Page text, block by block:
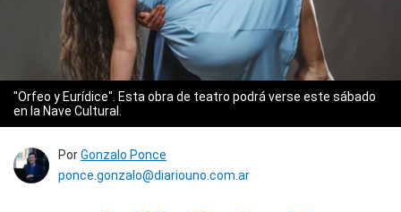
"Orfeo y Eurídice". Esta obra de teatro podrá verse este sábado
en la Nave Cultural.
PorGonzalo Ponce
ponce.gonzalo@diariouno.com.ar